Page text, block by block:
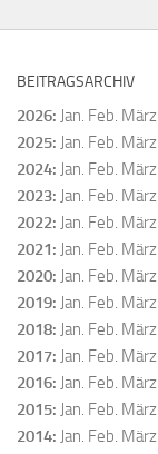
BEITRAGSARCHIV
2026: Jan. Feb. März
2025: Jan. Feb. März
2024: Jan. Feb. März
2023: Jan. Feb. März
2022: Jan. Feb. März
2021: Jan. Feb. März
2020: Jan. Feb. März
2019: Jan. Feb. März
2018: Jan. Feb. März
2017: Jan. Feb. März
2016: Jan. Feb. März
2015: Jan. Feb. März
2014: Jan. Feb. März